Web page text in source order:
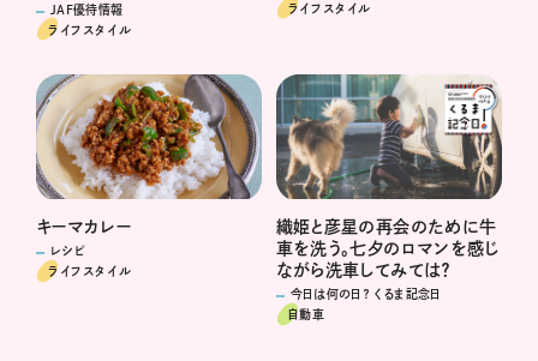
JAF優待情報
ライフスタイル
ライフスタイル
キーマカレー
レシピ
ライフスタイル
織姫と彦星の再会のために牛
車を洗う。七夕のロマンを感じ
ながら洗車してみては？
今日は何の日？ くるま記念日
自動車